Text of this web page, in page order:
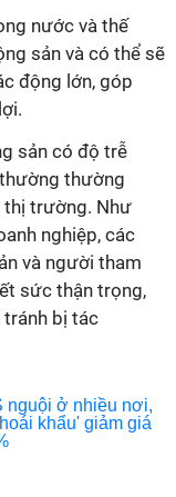
nước và thế
sản và có thể sẽ
động lớn, góp
sản có độ trễ
thường
thị trường. Như
nghiệp, các
và người tham
sức thận trọng,
bị tác